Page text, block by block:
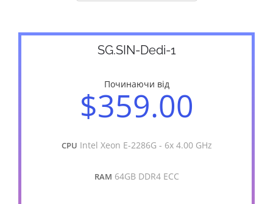
SG.SIN-Dedi-1
Починаючи від
$359.00
CPU Intel Xeon E-2286G - 6x 4.00 GHz
RAM 64GB DDR4 ECC